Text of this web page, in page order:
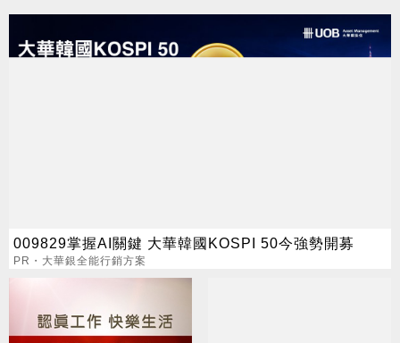
009829掌握AI關鍵 大華韓國KOSPI 50今強勢開募
PR・大華銀全能行銷方案